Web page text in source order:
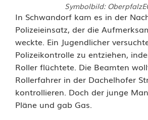
Symbolbild:
R
o
l
l
e
In Schwandorf kam es in der
Polizeieinsatz, der die
weckte. Ein Jugendlicher
Polizeikontrolle zu entziehen,
Roller flüchtete. Die Beamten
Rollerfahrer in der Dachelhofer
kontrollieren. Doch der junge
Pläne und gab Gas.